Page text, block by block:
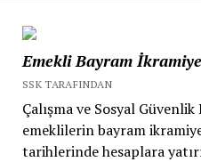
Emekli Bayram
SSK TARAFINDAN
Çalışma ve Sosyal Güvenlik
emeklilerin bayram
tarihlerinde hesaplara